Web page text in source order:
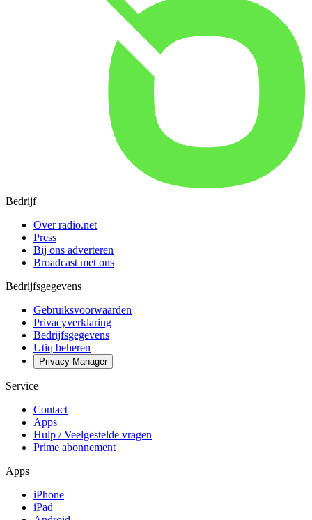
Bedrijf
Over radio.net
Press
Bij ons adverteren
Broadcast met ons
Bedrijfsgegevens
Gebruiksvoorwaarden
Privacyverklaring
Bedrijfsgegevens
Utiq beheren
Privacy-Manager
Service
Contact
Apps
Hulp / Veelgestelde vragen
Prime abonnement
Apps
iPhone
iPad